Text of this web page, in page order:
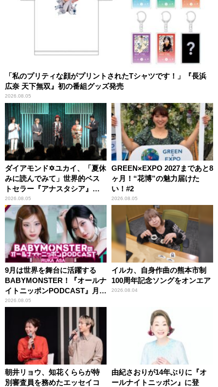
「私のプリティな顔がプリントされたTシャツです！」『長浜
広奈 天下無双』初の番組グッズ発売
2026.08.05
ダイアモンド✡ユカイ、「夏休
みに読んでみて」世界的ベス
トセラー『アナスタシア』を
紹介
2026.08.05
GREEN×EXPO 2027まであと8
ヶ月！“花博”の魅力届けた
い！#2
2026.08.05
9月は世界を舞台に活躍する
BABYMONSTER！『オールナ
イトニッポンPODCAST』月替
わりパーソナリティ
2026.08.05
イルカ、自身作曲の熊本市制
100周年記念ソングをオンエア
2026.08.04
朝井リョウ、知花くららが特
別審査員を務めたエッセイコ
由紀さおりが14年ぶりに『オ
ールナイトニッポン』に登